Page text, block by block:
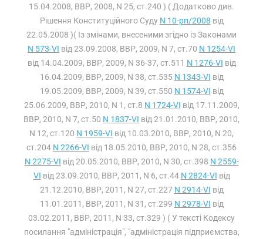
15.04.2008, ВВР, 2008, N 25, ст.240 ) ( Додатково див.
Рішення Конституційного Суду N 10-рп/2008 від
22.05.2008 )( Із змінами, внесеними згідно із Законами
N 573-VI від 23.09.2008, ВВР, 2009, N 7, ст.70 N 1254-VI
від 14.04.2009, ВВР, 2009, N 36-37, ст.511 N 1276-VI від
16.04.2009, ВВР, 2009, N 38, ст.535 N 1343-VI від
19.05.2009, ВВР, 2009, N 39, ст.550 N 1574-VI від
25.06.2009, ВВР, 2010, N 1, ст.8 N 1724-VI від 17.11.2009,
ВВР, 2010, N 7, ст.50 N 1837-VI від 21.01.2010, ВВР, 2010,
N 12, ст.120 N 1959-VI від 10.03.2010, ВВР, 2010, N 20,
ст.204 N 2266-VI від 18.05.2010, ВВР, 2010, N 28, ст.356
N 2275-VI від 20.05.2010, ВВР, 2010, N 30, ст.398 N 2559-
VI від 23.09.2010, ВВР, 2011, N 6, ст.44 N 2824-VI від
21.12.2010, ВВР, 2011, N 27, ст.227 N 2914-VI від
11.01.2011, ВВР, 2011, N 31, ст.299 N 2978-VI від
03.02.2011, ВВР, 2011, N 33, ст.329 ) ( У тексті Кодексу
посилання "адміністрація", "адміністрація підприємства,